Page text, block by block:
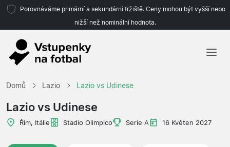
Porovnáváme primární a sekundární tržiště. Ceny mohou být vyšší nebo
nižší než nominální hodnota.
Domů Lazio Lazio vs Udinese
Lazio vs Udinese
Řím, Itálie Stadio Olimpico Serie A 16 Květen 2027